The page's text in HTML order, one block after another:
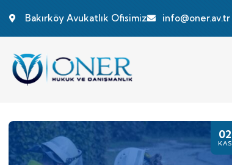
Bakırköy Avukatlık Ofisimiz info@oner.av.tr
02
KAS